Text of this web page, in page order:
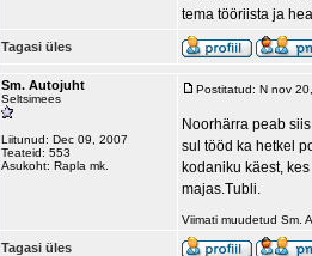
tema tööriista ja
Tagasi üles
Sm. Autojuht
Seltsimees
Liitunud: Dec 09, 2007
Teateid: 553
Asukoht: Rapla mk.
Postitatud: N nov
Noorhärra peab
sul tööd ka hetkel
kodaniku käest,
majas.Tubli.
Viimati muudetud Sm.
Tagasi üles